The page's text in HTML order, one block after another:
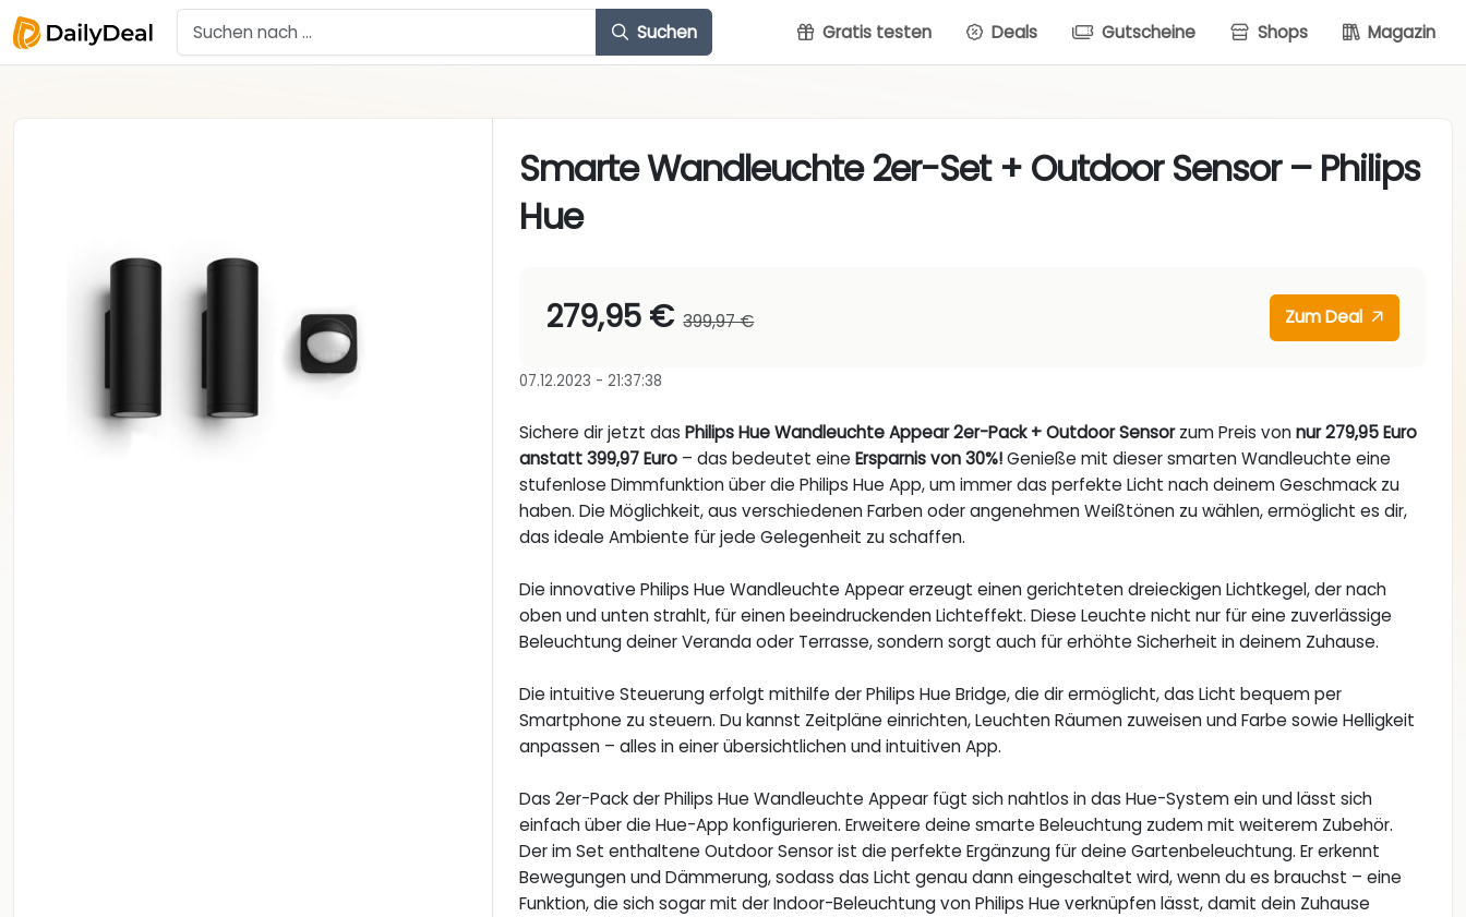
Suchen Gratis testen Deals Gutscheine Shops Magazin
Smarte Wandleuchte 2er-Set + Outdoor Sensor – Philips
Hue
279,95 € 399,97 € Zum Deal
07.12.2023 - 21:37:38
Sichere dir jetzt dasPhilips Hue Wandleuchte Appear 2er-Pack + Outdoor Sensorzum Preis vonnur 279,95 Euro
anstatt 399,97 Euro – das bedeutet eineErsparnis von 30%!Genieße mit dieser smarten Wandleuchte eine
stufenlose Dimmfunktion über die Philips Hue App, um immer das perfekte Licht nach deinem Geschmack zu
haben. Die Möglichkeit, aus verschiedenen Farben oder angenehmen Weißtönen zu wählen, ermöglicht es dir,
das ideale Ambiente für jede Gelegenheit zu schaffen.
Die innovative Philips Hue Wandleuchte Appear erzeugt einen gerichteten dreieckigen Lichtkegel, der nach
oben und unten strahlt, für einen beeindruckenden Lichteffekt. Diese Leuchte nicht nur für eine zuverlässige
Beleuchtung deiner Veranda oder Terrasse, sondern sorgt auch für erhöhte Sicherheit in deinem Zuhause.
Die intuitive Steuerung erfolgt mithilfe der Philips Hue Bridge, die dir ermöglicht, das Licht bequem per
Smartphone zu steuern. Du kannst Zeitpläne einrichten, Leuchten Räumen zuweisen und Farbe sowie Helligkeit
anpassen – alles in einer übersichtlichen und intuitiven App.
Das 2er-Pack der Philips Hue Wandleuchte Appear fügt sich nahtlos in das Hue-System ein und lässt sich
einfach über die Hue-App konfigurieren. Erweitere deine smarte Beleuchtung zudem mit weiterem Zubehör.
Der im Set enthaltene Outdoor Sensor ist die perfekte Ergänzung für deine Gartenbeleuchtung. Er erkennt
Bewegungen und Dämmerung, sodass das Licht genau dann eingeschaltet wird, wenn du es brauchst – eine
Funktion, die sich sogar mit der Indoor-Beleuchtung von Philips Hue verknüpfen lässt, damit dein Zuhause